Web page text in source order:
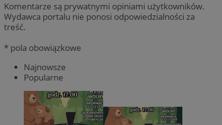
Komentarze są prywatnymi opiniami użytkowników.
Wydawca portalu nie ponosi odpowiedzialności za
treść.
* pola obowiązkowe
Najnowsze
Popularne